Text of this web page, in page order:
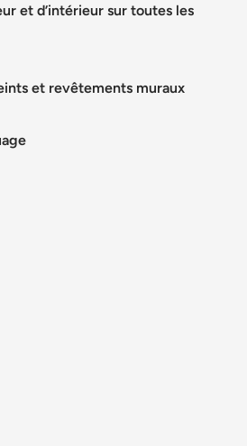
et d’intérieur sur toutes les
et revêtements muraux